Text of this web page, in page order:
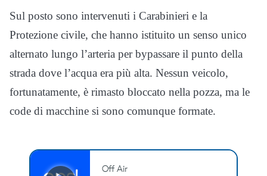
Sul posto sono intervenuti i Carabinieri e la
Protezione civile, che hanno istituito un senso unico
alternato lungo l’arteria per bypassare il punto della
strada dove l’acqua era più alta. Nessun veicolo,
fortunatamente, è rimasto bloccato nella pozza, ma le
code di macchine si sono comunque formate.